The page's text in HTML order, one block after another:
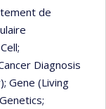
de
;
Diagnosis
; Gene (Living
;